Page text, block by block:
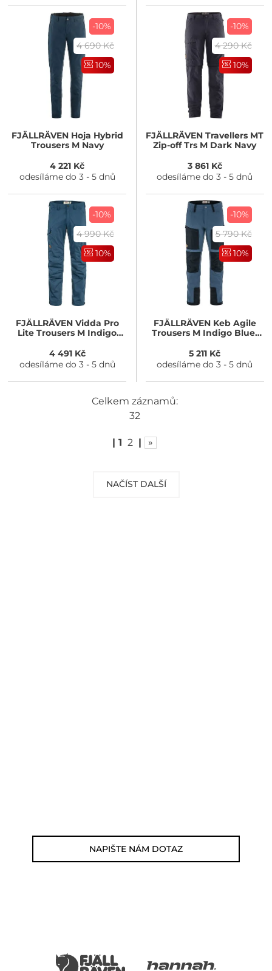
NAPIŠTE NÁM DOTAZ
-10%
4 690 Kč
10%
FJÄLLRÄVENHoja Hybrid
Trousers M Navy
4 221 Kč
odesíláme do 3 - 5 dnů
-10%
4 290 Kč
10%
FJÄLLRÄVEN Travellers MT
Zip-off Trs M Dark Navy
3 861 Kč
odesíláme do 3 - 5 dnů
-10%
4 990 Kč
10%
FJÄLLRÄVENVidda Pro
Lite Trousers M Indigo
4 491 Kč
odesíláme do 3 - 5 dnů
-10%
5 790 Kč
10%
FJÄLLRÄVENKeb Agile
Trousers M Indigo Blue-
5 211 Kč
odesíláme do 3 - 5 dnů
NAČÍST DALŠÍ
Celkem záznamů:
32
| 1 2 | »